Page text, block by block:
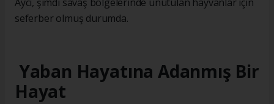
Aycı, şimdi savaş bölgelerinde unutulan hayvanlar için
seferber olmuş durumda.
Yaban Hayatına Adanmış Bir
Hayat